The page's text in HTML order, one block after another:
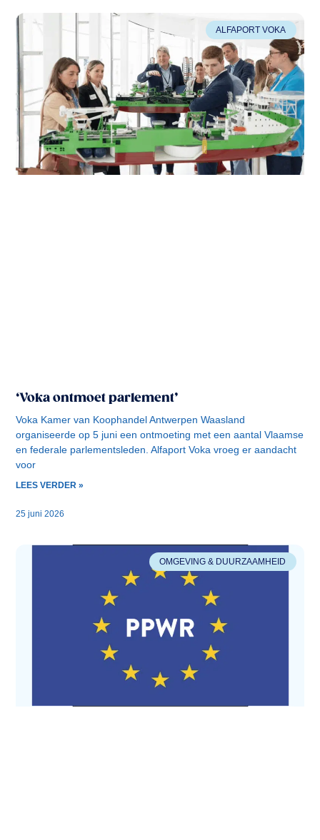
ALFAPORT VOKA
‘Voka ontmoet parlement’
Voka Kamer van Koophandel Antwerpen Waasland
organiseerde op 5 juni een ontmoeting met een aantal Vlaamse
en federale parlementsleden. Alfaport Voka vroeg er aandacht
voor
LEES VERDER »
25 juni 2026
OMGEVING & DUURZAAMHEID